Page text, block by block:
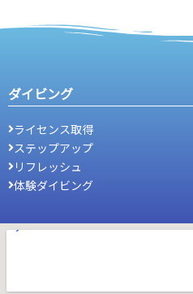
ダイビング
ライセンス取得
ステップアップ
リフレッシュ
体験ダイビング